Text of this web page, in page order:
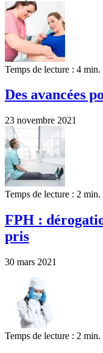
Temps de lecture : 4 min.
Des avancées
23 novembre 2021
Temps de lecture : 2 min.
FPH :
pris
30 mars 2021
Temps de lecture : 2 min.